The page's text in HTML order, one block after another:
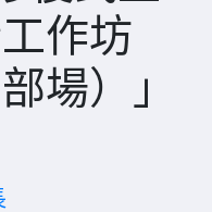
作坊
場）」